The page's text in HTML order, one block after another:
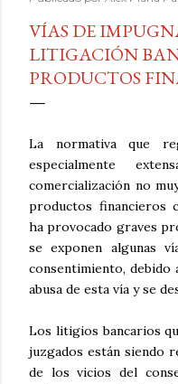
VÍAS DE
LITIGACIÓN
PRODUCTOS
La normativa que
especialmente
comercialización no
productos financieros
ha provocado graves
se exponen algunas
consentimiento, debido
abusa de esta vía y se
Los litigios bancarios
juzgados están siendo
de los vicios del